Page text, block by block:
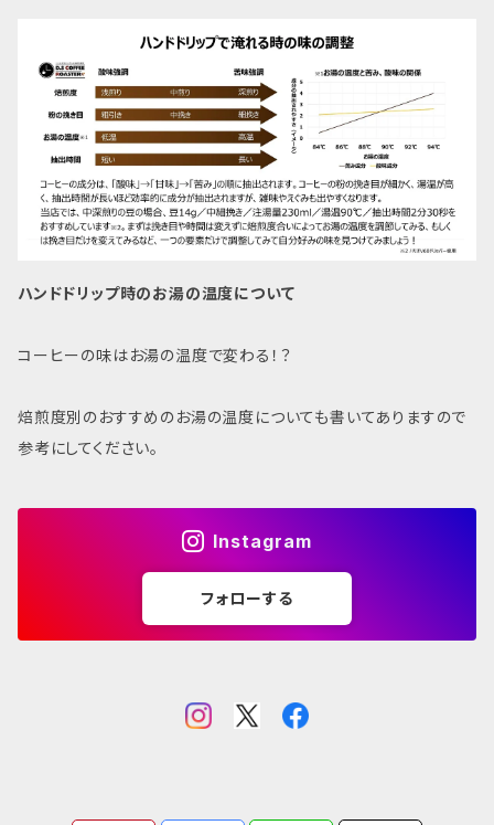
ハンドドリップ時のお湯の温度について
コーヒーの味はお湯の温度で変わる！？
焙煎度別のおすすめのお湯の温度についても書いてありますので
参考にしてください。
Instagram
フォローする